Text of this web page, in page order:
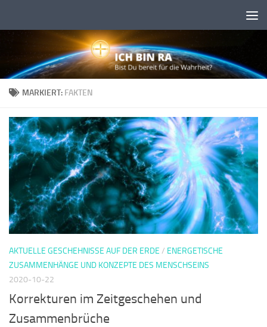
MARKIERT: FAKTEN
AKTUELLE GESCHEHNISSE AUF DER ERDE / ENERGETISCHE
ZUSAMMENHÄNGE UND KONZEPTE DES MENSCHSEINS
2020-10-22
Korrekturen im Zeitgeschehen und
Zusammenbrüche